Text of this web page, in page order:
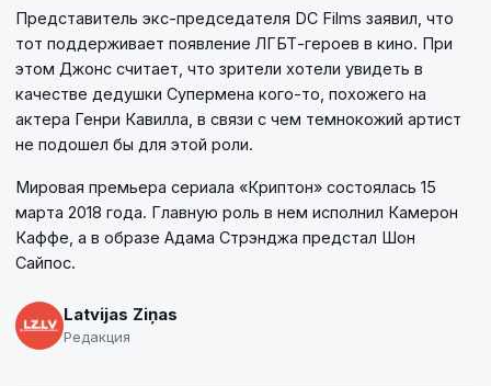
Представитель экс-председателя DC Films заявил, что
тот поддерживает появление ЛГБТ-героев в кино. При
этом Джонс считает, что зрители хотели увидеть в
качестве дедушки Супермена кого-то, похожего на
актера Генри Кавилла, в связи с чем темнокожий артист
не подошел бы для этой роли.
Мировая премьера сериала «Криптон» состоялась 15
марта 2018 года. Главную роль в нем исполнил Камерон
Каффе, а в образе Адама Стрэнджа предстал Шон
Сайпос.
Latvijas Ziņas
Редакция